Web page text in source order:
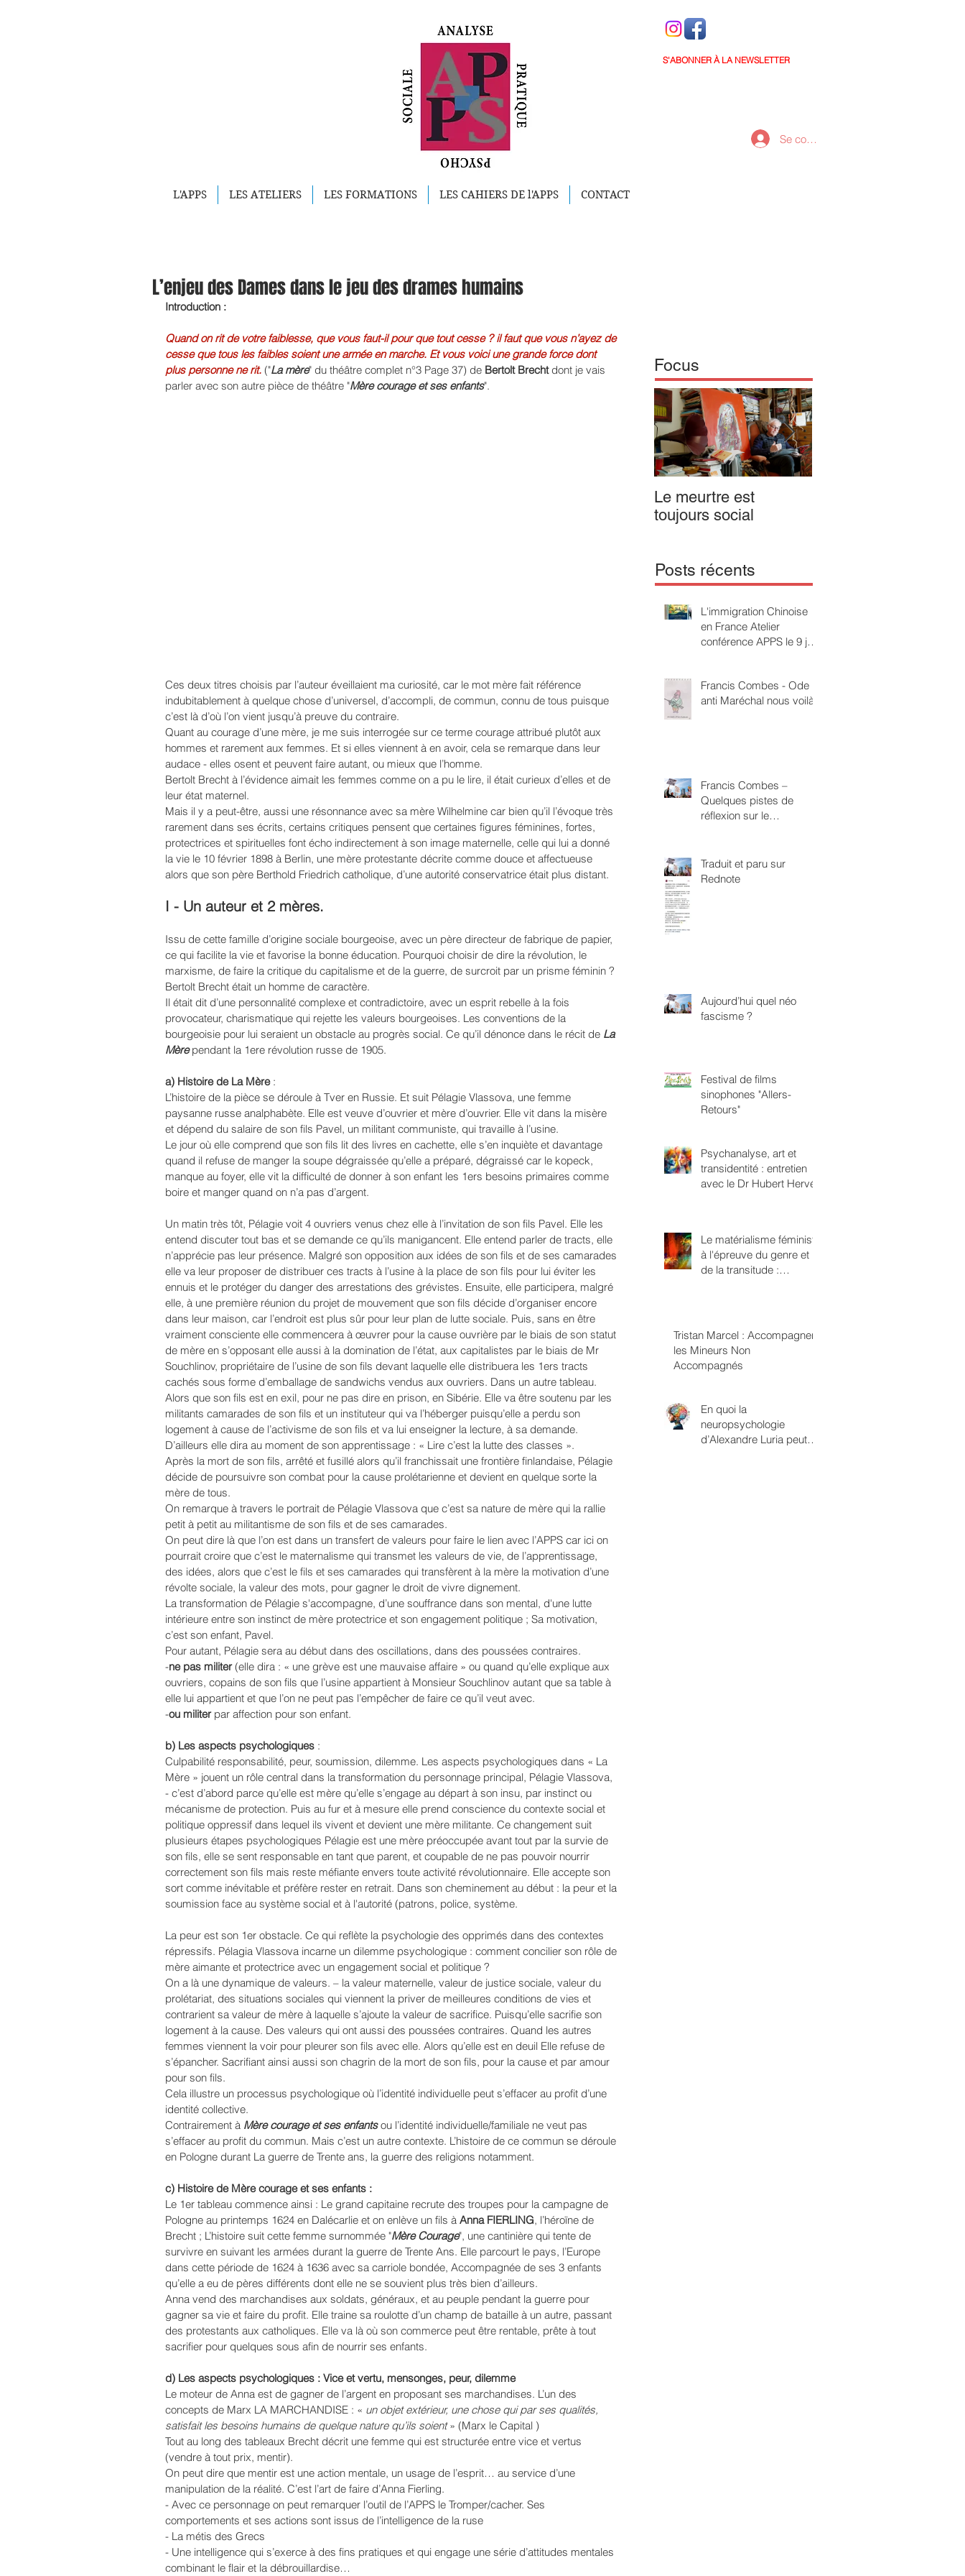
S'ABONNER À LA NEWSLETTER
Se connecter
L'APPS LES ATELIERS LES FORMATIONS LES CAHIERS DE l'APPS CONTACT
L’enjeu des Dames dans le jeu des drames humains
Introduction :
Quand on rit de votre faiblesse, que vous faut-il pour que tout cesse ? il faut que vous n’ayez de
cesse que tous les faibles soient une armée en marche. Et vous voici une grande force dont
plus personne ne rit. ("La mère" du théâtre complet n°3 Page 37) de Bertolt Brecht dont je vais
parler avec son autre pièce de théâtre "Mère courage et ses enfants".
Ces deux titres choisis par l’auteur éveillaient ma curiosité, car le mot mère fait référence
indubitablement à quelque chose d’universel, d’accompli, de commun, connu de tous puisque
c’est là d’où l’on vient jusqu’à preuve du contraire.
Quant au courage d’une mère, je me suis interrogée sur ce terme courage attribué plutôt aux
hommes et rarement aux femmes. Et si elles viennent à en avoir, cela se remarque dans leur
audace - elles osent et peuvent faire autant, ou mieux que l’homme.
Bertolt Brecht à l’évidence aimait les femmes comme on a pu le lire, il était curieux d’elles et de
leur état maternel.
Mais il y a peut-être, aussi une résonnance avec sa mère Wilhelmine car bien qu’il l’évoque très
rarement dans ses écrits, certains critiques pensent que certaines figures féminines, fortes,
protectrices et spirituelles font écho indirectement à son image maternelle, celle qui lui a donné
la vie le 10 février 1898 à Berlin, une mère protestante décrite comme douce et affectueuse
alors que son père Berthold Friedrich catholique, d’une autorité conservatrice était plus distant.
I - Un auteur et 2 mères.
Issu de cette famille d’origine sociale bourgeoise, avec un père directeur de fabrique de papier,
ce qui facilite la vie et favorise la bonne éducation. Pourquoi choisir de dire la révolution, le
marxisme, de faire la critique du capitalisme et de la guerre, de surcroit par un prisme féminin ?
Bertolt Brecht était un homme de caractère.
Il était dit d’une personnalité complexe et contradictoire, avec un esprit rebelle à la fois
provocateur, charismatique qui rejette les valeurs bourgeoises. Les conventions de la
bourgeoisie pour lui seraient un obstacle au progrès social. Ce qu’il dénonce dans le récit de La
Mère pendant la 1ere révolution russe de 1905.
a) Histoire de La Mère :
L’histoire de la pièce se déroule à Tver en Russie. Et suit Pélagie Vlassova, une femme
paysanne russe analphabète. Elle est veuve d’ouvrier et mère d’ouvrier. Elle vit dans la misère
et dépend du salaire de son fils Pavel, un militant communiste, qui travaille à l’usine.
Le jour où elle comprend que son fils lit des livres en cachette, elle s’en inquiète et davantage
quand il refuse de manger la soupe dégraissée qu’elle a préparé, dégraissé car le kopeck,
manque au foyer, elle vit la difficulté de donner à son enfant les 1ers besoins primaires comme
boire et manger quand on n’a pas d’argent.
Un matin très tôt, Pélagie voit 4 ouvriers venus chez elle à l’invitation de son fils Pavel. Elle les
entend discuter tout bas et se demande ce qu’ils manigancent. Elle entend parler de tracts, elle
n’apprécie pas leur présence. Malgré son opposition aux idées de son fils et de ses camarades
elle va leur proposer de distribuer ces tracts à l’usine à la place de son fils pour lui éviter les
ennuis et le protéger du danger des arrestations des grévistes. Ensuite, elle participera, malgré
elle, à une première réunion du projet de mouvement que son fils décide d’organiser encore
dans leur maison, car l’endroit est plus sûr pour leur plan de lutte sociale. Puis, sans en être
vraiment consciente elle commencera à œuvrer pour la cause ouvrière par le biais de son statut
de mère en s’opposant elle aussi à la domination de l’état, aux capitalistes par le biais de Mr
Souchlinov, propriétaire de l’usine de son fils devant laquelle elle distribuera les 1ers tracts
cachés sous forme d’emballage de sandwichs vendus aux ouvriers. Dans un autre tableau.
Alors que son fils est en exil, pour ne pas dire en prison, en Sibérie. Elle va être soutenu par les
militants camarades de son fils et un instituteur qui va l’héberger puisqu’elle a perdu son
logement à cause de l’activisme de son fils et va lui enseigner la lecture, à sa demande.
D’ailleurs elle dira au moment de son apprentissage : « Lire c’est la lutte des classes ».
Après la mort de son fils, arrêté et fusillé alors qu’il franchissait une frontière finlandaise, Pélagie
décide de poursuivre son combat pour la cause prolétarienne et devient en quelque sorte la
mère de tous.
On remarque à travers le portrait de Pélagie Vlassova que c’est sa nature de mère qui la rallie
petit à petit au militantisme de son fils et de ses camarades.
On peut dire là que l’on est dans un transfert de valeurs pour faire le lien avec l’APPS car ici on
pourrait croire que c’est le maternalisme qui transmet les valeurs de vie, de l’apprentissage,
des idées, alors que c’est le fils et ses camarades qui transfèrent à la mère la motivation d’une
révolte sociale, la valeur des mots, pour gagner le droit de vivre dignement.
La transformation de Pélagie s'accompagne, d’une souffrance dans son mental, d'une lutte
intérieure entre son instinct de mère protectrice et son engagement politique ; Sa motivation,
c’est son enfant, Pavel.
Pour autant, Pélagie sera au début dans des oscillations, dans des poussées contraires.
-ne pas militer (elle dira : « une grève est une mauvaise affaire » ou quand qu’elle explique aux
ouvriers, copains de son fils que l’usine appartient à Monsieur Souchlinov autant que sa table à
elle lui appartient et que l’on ne peut pas l’empêcher de faire ce qu’il veut avec.
-ou militer par affection pour son enfant.
b) Les aspects psychologiques :
Culpabilité responsabilité, peur, soumission, dilemme. Les aspects psychologiques dans « La
Mère » jouent un rôle central dans la transformation du personnage principal, Pélagie Vlassova,
- c’est d’abord parce qu’elle est mère qu’elle s’engage au départ à son insu, par instinct ou
mécanisme de protection. Puis au fur et à mesure elle prend conscience du contexte social et
politique oppressif dans lequel ils vivent et devient une mère militante. Ce changement suit
plusieurs étapes psychologiques Pélagie est une mère préoccupée avant tout par la survie de
son fils, elle se sent responsable en tant que parent, et coupable de ne pas pouvoir nourrir
correctement son fils mais reste méfiante envers toute activité révolutionnaire. Elle accepte son
sort comme inévitable et préfère rester en retrait. Dans son cheminement au début : la peur et la
soumission face au système social et à l'autorité (patrons, police, système.
La peur est son 1er obstacle. Ce qui reflète la psychologie des opprimés dans des contextes
répressifs. Pélagia Vlassova incarne un dilemme psychologique : comment concilier son rôle de
mère aimante et protectrice avec un engagement social et politique ?
On a là une dynamique de valeurs. – la valeur maternelle, valeur de justice sociale, valeur du
prolétariat, des situations sociales qui viennent la priver de meilleures conditions de vies et
contrarient sa valeur de mère à laquelle s’ajoute la valeur de sacrifice. Puisqu’elle sacrifie son
logement à la cause. Des valeurs qui ont aussi des poussées contraires. Quand les autres
femmes viennent la voir pour pleurer son fils avec elle. Alors qu’elle est en deuil Elle refuse de
s’épancher. Sacrifiant ainsi aussi son chagrin de la mort de son fils, pour la cause et par amour
pour son fils.
Cela illustre un processus psychologique où l’identité individuelle peut s’effacer au profit d’une
identité collective.
Contrairement à Mère courage et ses enfants ou l’identité individuelle/familiale ne veut pas
s’effacer au profit du commun. Mais c’est un autre contexte. L’histoire de ce commun se déroule
en Pologne durant La guerre de Trente ans, la guerre des religions notamment.
c) Histoire de Mère courage et ses enfants :
Le 1er tableau commence ainsi : Le grand capitaine recrute des troupes pour la campagne de
Pologne au printemps 1624 en Dalécarlie et on enlève un fils à Anna FIERLING, l’héroïne de
Brecht ; L’histoire suit cette femme surnommée "Mère Courage", une cantinière qui tente de
survivre en suivant les armées durant la guerre de Trente Ans. Elle parcourt le pays, l’Europe
dans cette période de 1624 à 1636 avec sa carriole bondée, Accompagnée de ses 3 enfants
qu’elle a eu de pères différents dont elle ne se souvient plus très bien d’ailleurs.
Anna vend des marchandises aux soldats, généraux, et au peuple pendant la guerre pour
gagner sa vie et faire du profit. Elle traine sa roulotte d’un champ de bataille à un autre, passant
des protestants aux catholiques. Elle va là où son commerce peut être rentable, prête à tout
sacrifier pour quelques sous afin de nourrir ses enfants.
d) Les aspects psychologiques : Vice et vertu, mensonges, peur, dilemme
Le moteur de Anna est de gagner de l’argent en proposant ses marchandises. L’un des
concepts de Marx LA MARCHANDISE : « un objet extérieur, une chose qui par ses qualités,
satisfait les besoins humains de quelque nature qu’ils soient » (Marx le Capital )
Tout au long des tableaux Brecht décrit une femme qui est structurée entre vice et vertus
(vendre à tout prix, mentir).
On peut dire que mentir est une action mentale, un usage de l’esprit… au service d’une
manipulation de la réalité. C’est l’art de faire d’Anna Fierling.
- Avec ce personnage on peut remarquer l’outil de l’APPS le Tromper/cacher. Ses
comportements et ses actions sont issus de l’intelligence de la ruse
- La métis des Grecs
- Une intelligence qui s’exerce à des fins pratiques et qui engage une série d’attitudes mentales
combinant le flair et la débrouillardise…
Focus
Le meurtre est
toujours social
Posts récents
L'immigration Chinoise
en France Atelier
conférence APPS le 9 juin
Boucry Paris 18ème
Francis Combes - Ode
anti Maréchal nous voilà
Francis Combes –
Quelques pistes de
réflexion sur le
Traduit et paru sur
Rednote
Aujourd’hui quel néo
fascisme ?
Festival de films
sinophones "Allers-
Retours"
Psychanalyse, art et
transidentité : entretien
avec le Dr Hubert Hervé
Le matérialisme féministe
à l'épreuve du genre et
de la transitude :
Tristan Marcel : Accompagner
les Mineurs Non
Accompagnés
En quoi la
neuropsychologie
d’Alexandre Luria peut